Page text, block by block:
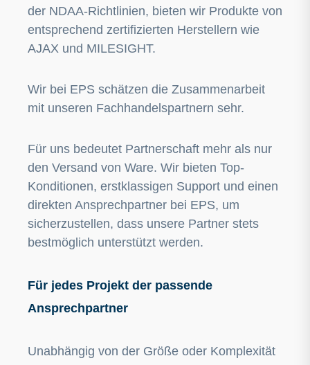
der NDAA-Richtlinien, bieten wir Produkte von
entsprechend zertifizierten Herstellern wie
AJAX und MILESIGHT.
Wir bei EPS schätzen die Zusammenarbeit
mit unseren Fachhandelspartnern sehr.
Für uns bedeutet Partnerschaft mehr als nur
den Versand von Ware. Wir bieten Top-
Konditionen, erstklassigen Support und einen
direkten Ansprechpartner bei EPS, um
sicherzustellen, dass unsere Partner stets
bestmöglich unterstützt werden.
Für jedes Projekt der passende
Ansprechpartner
Unabhängig von der Größe oder Komplexität